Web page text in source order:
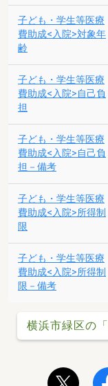
子ども・学生等医療
費助成<入院>対象年
齢
子ども・学生等医療
費助成<入院>自己負
担
子ども・学生等医療
費助成<入院>自己負
担－備考
子ども・学生等医療
費助成<入院>所得制
限
子ども・学生等医療
費助成<入院>所得制
限－備考
横浜市緑区の「